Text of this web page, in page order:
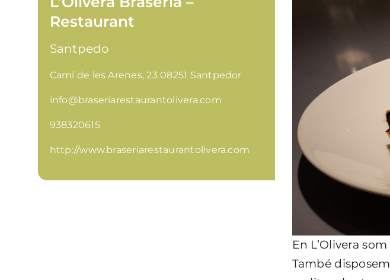
Restaurant
Santpedo
Camí de les Arenes, 23 08251 Santpedor
info@braseriarestaurantolivera.com
938320615
http://www.braseriarestaurantolivera.com
En L’Olivera
També